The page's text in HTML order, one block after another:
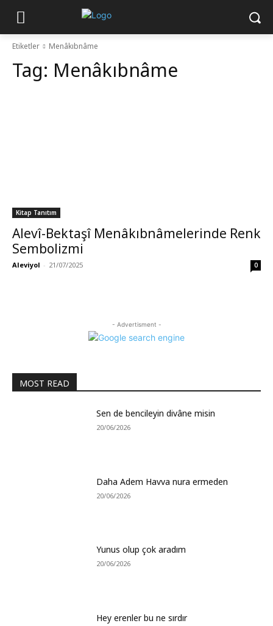
Etiketler Menâkıbnâme
Tag: Menâkıbnâme
Kitap Tanıtım
Alevî-Bektaşî Menâkıbnâmelerinde Renk
Sembolizmi
Aleviyol - 21/07/2025 0
- Advertisment -
MOST READ
Sen de bencileyin divâne misin
20/06/2026
Daha Adem Havva nura ermeden
20/06/2026
Yunus olup çok aradım
20/06/2026
Hey erenler bu ne sırdır